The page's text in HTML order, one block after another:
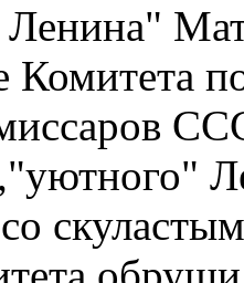
Комитета
со